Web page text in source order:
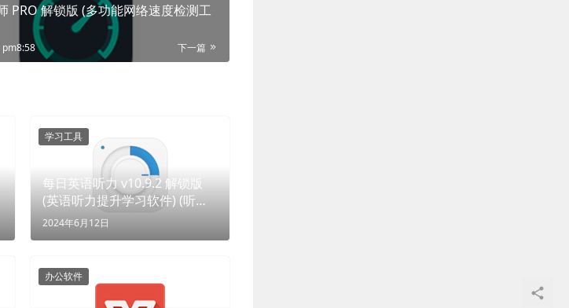
PRO 解锁版 (多功能网络速度检测工
下一篇
pm8:58
每日英语听力 v10.9.2 解锁版
(英语听力提升学习软件) (听英
语，闯世界)
2024年6月12日
学习工具
办公软件